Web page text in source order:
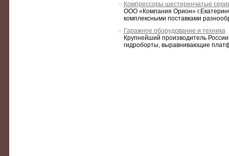
Компрессоры шестеренчатые
ООО «Компания Орион»
комплексными поставками
Гаражное оборудование и техника
Крупнейший производитель
гидроборты, выравнивающие